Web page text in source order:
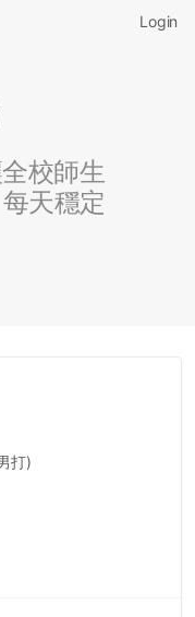
Login
校師生
天穩定
打)